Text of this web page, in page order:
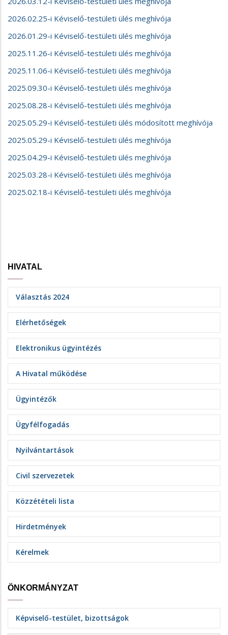
2026.02.25-i Kéviselő-testületi ülés meghívója
2026.01.29-i Kéviselő-testületi ülés meghívója
2025.11.26-i Kéviselő-testületi ülés meghívója
2025.11.06-i Kéviselő-testületi ülés meghívója
2025.09.30-i Kéviselő-testületi ülés meghívója
2025.08.28-i Kéviselő-testületi ülés meghívója
2025.05.29-i Kéviselő-testületi ülés módosított meghívója
2025.05.29-i Kéviselő-testületi ülés meghívója
2025.04.29-i Kéviselő-testületi ülés meghívója
2025.03.28-i Kéviselő-testületi ülés meghívója
2025.02.18-i Kéviselő-testületi ülés meghívója
HIVATAL
Választás 2024
Elérhetőségek
Elektronikus ügyintézés
A Hivatal működése
Ügyintézők
Ügyfélfogadás
Nyilvántartások
Civil szervezetek
Közzétételi lista
Hirdetmények
Kérelmek
ÖNKORMÁNYZAT
Képviselő-testület, bizottságok